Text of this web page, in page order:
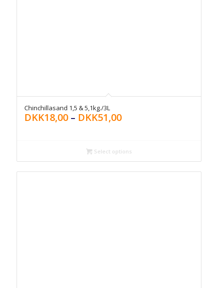
Chinchillasand 1,5 & 5,1kg./3L
DKK18,00– DKK51,00
Select options